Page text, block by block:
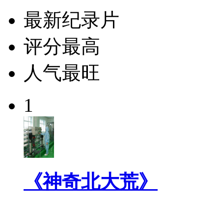
最新纪录片
评分最高
人气最旺
1
《神奇北大荒》